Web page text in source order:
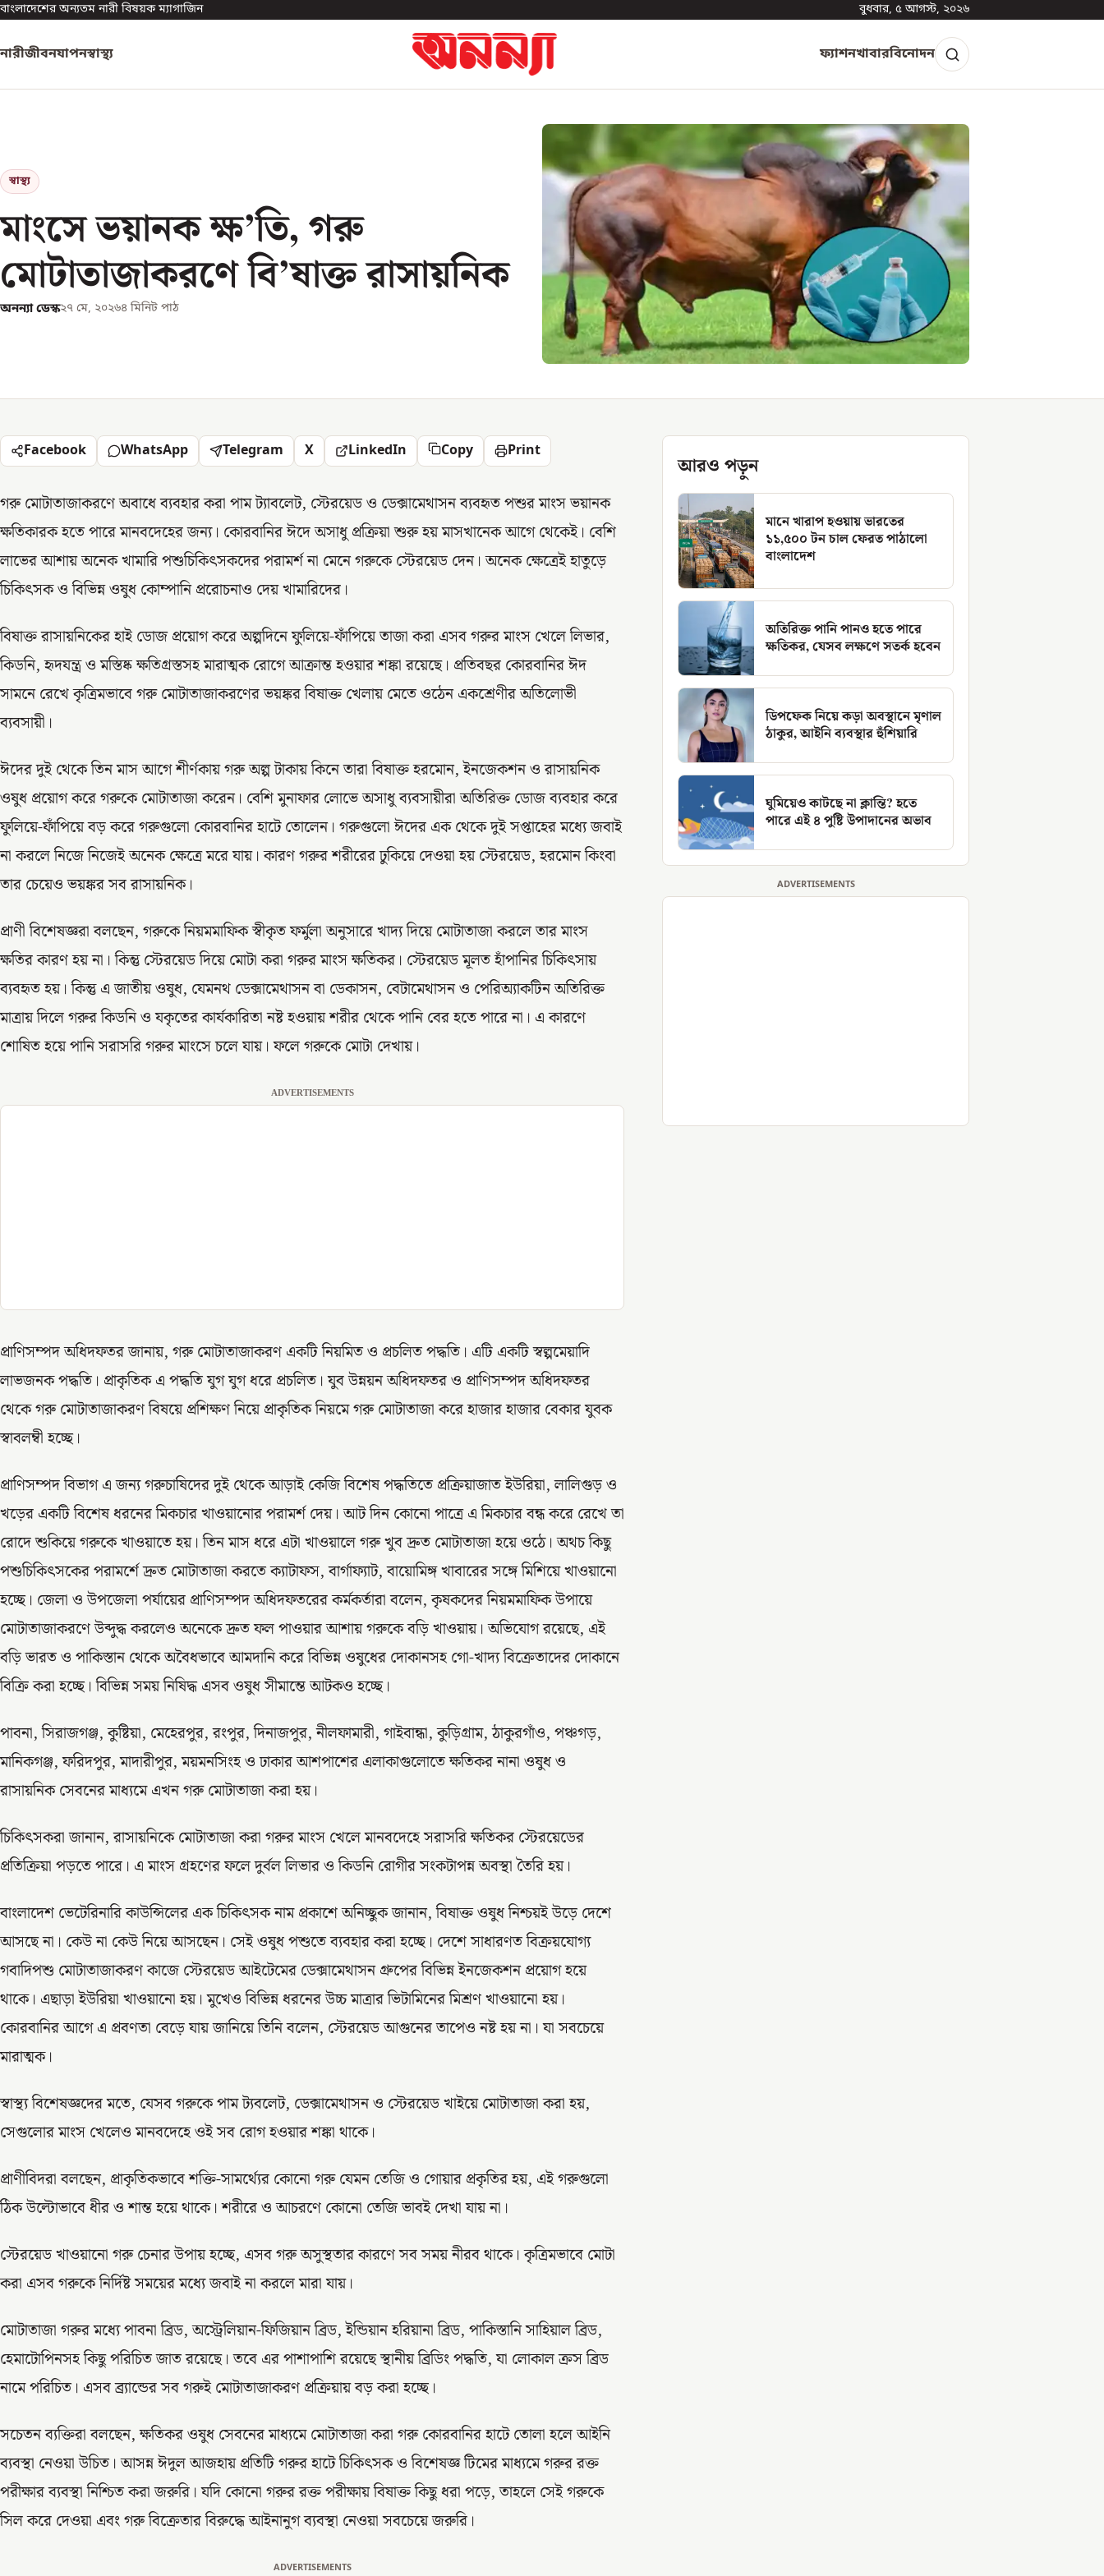
বাংলাদেশের অন্যতম নারী বিষয়ক ম্যাগাজিন বুধবার, ৫ আগস্ট, ২০২৬
নারীজীবনযাপনস্বাস্থ্য ফ্যাশনখাবারবিনোদন
স্বাস্থ্য
মাংসে ভয়ানক ক্ষ’তি, গরু
মোটাতাজাকরণে বি’ষাক্ত রাসায়নিক
অনন্যা ডেস্ক২৭ মে, ২০২৬৪ মিনিট পাঠ
Facebook WhatsApp Telegram X LinkedIn Copy Print
গরু মোটাতাজাকরণে অবাধে ব্যবহার করা পাম ট্যাবলেট, স্টেরয়েড ও ডেক্সামেথাসন ব্যবহৃত পশুর মাংস ভয়ানক
ক্ষতিকারক হতে পারে মানবদেহের জন্য। কোরবানির ঈদে অসাধু প্রক্রিয়া শুরু হয় মাসখানেক আগে থেকেই। বেশি
লাভের আশায় অনেক খামারি পশুচিকিৎসকদের পরামর্শ না মেনে গরুকে স্টেরয়েড দেন। অনেক ক্ষেত্রেই হাতুড়ে
চিকিৎসক ও বিভিন্ন ওষুধ কোম্পানি প্ররোচনাও দেয় খামারিদের।
বিষাক্ত রাসায়নিকের হাই ডোজ প্রয়োগ করে অল্পদিনে ফুলিয়ে-ফাঁপিয়ে তাজা করা এসব গরুর মাংস খেলে লিভার,
কিডনি, হৃদযন্ত্র ও মস্তিষ্ক ক্ষতিগ্রস্তসহ মারাত্মক রোগে আক্রান্ত হওয়ার শঙ্কা রয়েছে। প্রতিবছর কোরবানির ঈদ
সামনে রেখে কৃত্রিমভাবে গরু মোটাতাজাকরণের ভয়ঙ্কর বিষাক্ত খেলায় মেতে ওঠেন একশ্রেণীর অতিলোভী
ব্যবসায়ী।
ঈদের দুই থেকে তিন মাস আগে শীর্ণকায় গরু অল্প টাকায় কিনে তারা বিষাক্ত হরমোন, ইনজেকশন ও রাসায়নিক
ওষুধ প্রয়োগ করে গরুকে মোটাতাজা করেন। বেশি মুনাফার লোভে অসাধু ব্যবসায়ীরা অতিরিক্ত ডোজ ব্যবহার করে
ফুলিয়ে-ফাঁপিয়ে বড় করে গরুগুলো কোরবানির হাটে তোলেন। গরুগুলো ঈদের এক থেকে দুই সপ্তাহের মধ্যে জবাই
না করলে নিজে নিজেই অনেক ক্ষেত্রে মরে যায়। কারণ গরুর শরীরের ঢুকিয়ে দেওয়া হয় স্টেরয়েড, হরমোন কিংবা
তার চেয়েও ভয়ঙ্কর সব রাসায়নিক।
প্রাণী বিশেষজ্ঞরা বলছেন, গরুকে নিয়মমাফিক স্বীকৃত ফর্মুলা অনুসারে খাদ্য দিয়ে মোটাতাজা করলে তার মাংস
ক্ষতির কারণ হয় না। কিন্তু স্টেরয়েড দিয়ে মোটা করা গরুর মাংস ক্ষতিকর। স্টেরয়েড মূলত হাঁপানির চিকিৎসায়
ব্যবহৃত হয়। কিন্তু এ জাতীয় ওষুধ, যেমনথ ডেক্সামেথাসন বা ডেকাসন, বেটামেথাসন ও পেরিঅ্যাকটিন অতিরিক্ত
মাত্রায় দিলে গরুর কিডনি ও যকৃতের কার্যকারিতা নষ্ট হওয়ায় শরীর থেকে পানি বের হতে পারে না। এ কারণে
শোষিত হয়ে পানি সরাসরি গরুর মাংসে চলে যায়। ফলে গরুকে মোটা দেখায়।
ADVERTISEMENTS
প্রাণিসম্পদ অধিদফতর জানায়, গরু মোটাতাজাকরণ একটি নিয়মিত ও প্রচলিত পদ্ধতি। এটি একটি স্বল্পমেয়াদি
লাভজনক পদ্ধতি। প্রাকৃতিক এ পদ্ধতি যুগ যুগ ধরে প্রচলিত। যুব উন্নয়ন অধিদফতর ও প্রাণিসম্পদ অধিদফতর
থেকে গরু মোটাতাজাকরণ বিষয়ে প্রশিক্ষণ নিয়ে প্রাকৃতিক নিয়মে গরু মোটাতাজা করে হাজার হাজার বেকার যুবক
স্বাবলম্বী হচ্ছে।
প্রাণিসম্পদ বিভাগ এ জন্য গরুচাষিদের দুই থেকে আড়াই কেজি বিশেষ পদ্ধতিতে প্রক্রিয়াজাত ইউরিয়া, লালিগুড় ও
খড়ের একটি বিশেষ ধরনের মিকচার খাওয়ানোর পরামর্শ দেয়। আট দিন কোনো পাত্রে এ মিকচার বন্ধ করে রেখে তা
রোদে শুকিয়ে গরুকে খাওয়াতে হয়। তিন মাস ধরে এটা খাওয়ালে গরু খুব দ্রুত মোটাতাজা হয়ে ওঠে। অথচ কিছু
পশুচিকিৎসকের পরামর্শে দ্রুত মোটাতাজা করতে ক্যাটাফস, বার্গাফ্যাট, বায়োমিঙ্গ খাবারের সঙ্গে মিশিয়ে খাওয়ানো
হচ্ছে। জেলা ও উপজেলা পর্যায়ের প্রাণিসম্পদ অধিদফতরের কর্মকর্তারা বলেন, কৃষকদের নিয়মমাফিক উপায়ে
মোটাতাজাকরণে উব্দুদ্ধ করলেও অনেকে দ্রুত ফল পাওয়ার আশায় গরুকে বড়ি খাওয়ায়। অভিযোগ রয়েছে, এই
বড়ি ভারত ও পাকিস্তান থেকে অবৈধভাবে আমদানি করে বিভিন্ন ওষুধের দোকানসহ গো-খাদ্য বিক্রেতাদের দোকানে
বিক্রি করা হচ্ছে। বিভিন্ন সময় নিষিদ্ধ এসব ওষুধ সীমান্তে আটকও হচ্ছে।
পাবনা, সিরাজগঞ্জ, কুষ্টিয়া, মেহেরপুর, রংপুর, দিনাজপুর, নীলফামারী, গাইবান্ধা, কুড়িগ্রাম, ঠাকুরগাঁও, পঞ্চগড়,
মানিকগঞ্জ, ফরিদপুর, মাদারীপুর, ময়মনসিংহ ও ঢাকার আশপাশের এলাকাগুলোতে ক্ষতিকর নানা ওষুধ ও
রাসায়নিক সেবনের মাধ্যমে এখন গরু মোটাতাজা করা হয়।
চিকিৎসকরা জানান, রাসায়নিকে মোটাতাজা করা গরুর মাংস খেলে মানবদেহে সরাসরি ক্ষতিকর স্টেরয়েডের
প্রতিক্রিয়া পড়তে পারে। এ মাংস গ্রহণের ফলে দুর্বল লিভার ও কিডনি রোগীর সংকটাপন্ন অবস্থা তৈরি হয়।
বাংলাদেশ ভেটেরিনারি কাউন্সিলের এক চিকিৎসক নাম প্রকাশে অনিচ্ছুক জানান, বিষাক্ত ওষুধ নিশ্চয়ই উড়ে দেশে
আসছে না। কেউ না কেউ নিয়ে আসছেন। সেই ওষুধ পশুতে ব্যবহার করা হচ্ছে। দেশে সাধারণত বিক্রয়যোগ্য
গবাদিপশু মোটাতাজাকরণ কাজে স্টেরয়েড আইটেমের ডেক্সামেথাসন গ্রুপের বিভিন্ন ইনজেকশন প্রয়োগ হয়ে
থাকে। এছাড়া ইউরিয়া খাওয়ানো হয়। মুখেও বিভিন্ন ধরনের উচ্চ মাত্রার ভিটামিনের মিশ্রণ খাওয়ানো হয়।
কোরবানির আগে এ প্রবণতা বেড়ে যায় জানিয়ে তিনি বলেন, স্টেরয়েড আগুনের তাপেও নষ্ট হয় না। যা সবচেয়ে
মারাত্মক।
স্বাস্থ্য বিশেষজ্ঞদের মতে, যেসব গরুকে পাম ট্যবলেট, ডেক্সামেথাসন ও স্টেরয়েড খাইয়ে মোটাতাজা করা হয়,
সেগুলোর মাংস খেলেও মানবদেহে ওই সব রোগ হওয়ার শঙ্কা থাকে।
প্রাণীবিদরা বলছেন, প্রাকৃতিকভাবে শক্তি-সামর্থ্যের কোনো গরু যেমন তেজি ও গোয়ার প্রকৃতির হয়, এই গরুগুলো
ঠিক উল্টোভাবে ধীর ও শান্ত হয়ে থাকে। শরীরে ও আচরণে কোনো তেজি ভাবই দেখা যায় না।
স্টেরয়েড খাওয়ানো গরু চেনার উপায় হচ্ছে, এসব গরু অসুস্থতার কারণে সব সময় নীরব থাকে। কৃত্রিমভাবে মোটা
করা এসব গরুকে নির্দিষ্ট সময়ের মধ্যে জবাই না করলে মারা যায়।
মোটাতাজা গরুর মধ্যে পাবনা ব্রিড, অস্ট্রেলিয়ান-ফিজিয়ান ব্রিড, ইন্ডিয়ান হরিয়ানা ব্রিড, পাকিস্তানি সাহিয়াল ব্রিড,
হেমাটোপিনসহ কিছু পরিচিত জাত রয়েছে। তবে এর পাশাপাশি রয়েছে স্থানীয় ব্রিডিং পদ্ধতি, যা লোকাল ক্রস ব্রিড
নামে পরিচিত। এসব ব্র্যান্ডের সব গরুই মোটাতাজাকরণ প্রক্রিয়ায় বড় করা হচ্ছে।
সচেতন ব্যক্তিরা বলছেন, ক্ষতিকর ওষুধ সেবনের মাধ্যমে মোটাতাজা করা গরু কোরবানির হাটে তোলা হলে আইনি
ব্যবস্থা নেওয়া উচিত। আসন্ন ঈদুল আজহায় প্রতিটি গরুর হাটে চিকিৎসক ও বিশেষজ্ঞ টিমের মাধ্যমে গরুর রক্ত
পরীক্ষার ব্যবস্থা নিশ্চিত করা জরুরি। যদি কোনো গরুর রক্ত পরীক্ষায় বিষাক্ত কিছু ধরা পড়ে, তাহলে সেই গরুকে
সিল করে দেওয়া এবং গরু বিক্রেতার বিরুদ্ধে আইনানুগ ব্যবস্থা নেওয়া সবচেয়ে জরুরি।
ADVERTISEMENTS
আরও পড়ুন
মানে খারাপ হওয়ায় ভারতের
১১,৫০০ টন চাল ফেরত পাঠালো
বাংলাদেশ
অতিরিক্ত পানি পানও হতে পারে
ক্ষতিকর, যেসব লক্ষণে সতর্ক হবেন
ডিপফেক নিয়ে কড়া অবস্থানে মৃণাল
ঠাকুর, আইনি ব্যবস্থার হুঁশিয়ারি
ঘুমিয়েও কাটছে না ক্লান্তি? হতে
পারে এই ৪ পুষ্টি উপাদানের অভাব
ADVERTISEMENTS